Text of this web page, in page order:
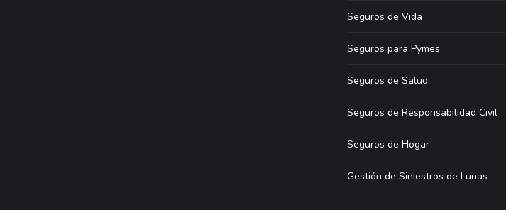
Seguros de Vida
Seguros para Pymes
Seguros de Salud
Seguros de Responsabilidad Civil
Seguros de Hogar
Gestión de Siniestros de Lunas